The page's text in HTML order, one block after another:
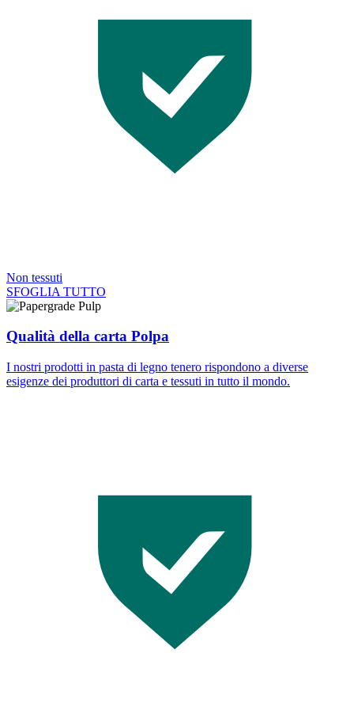
Non tessuti
SFOGLIA TUTTO
Qualità della carta Polpa
I nostri prodotti in pasta di legno tenero rispondono a diverse
esigenze dei produttori di carta e tessuti in tutto il mondo.